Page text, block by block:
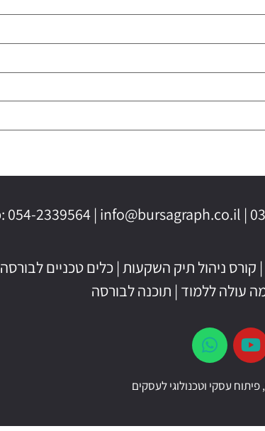
| קורס ניהול תיק השקעות| כלים טכניים לבורסה
עולה ללמוד | תוכנה לבורסה